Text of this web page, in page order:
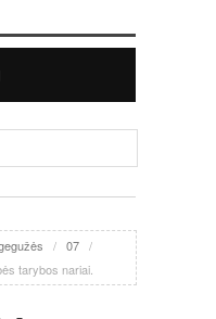
/ 07 /
tarybos nariai.